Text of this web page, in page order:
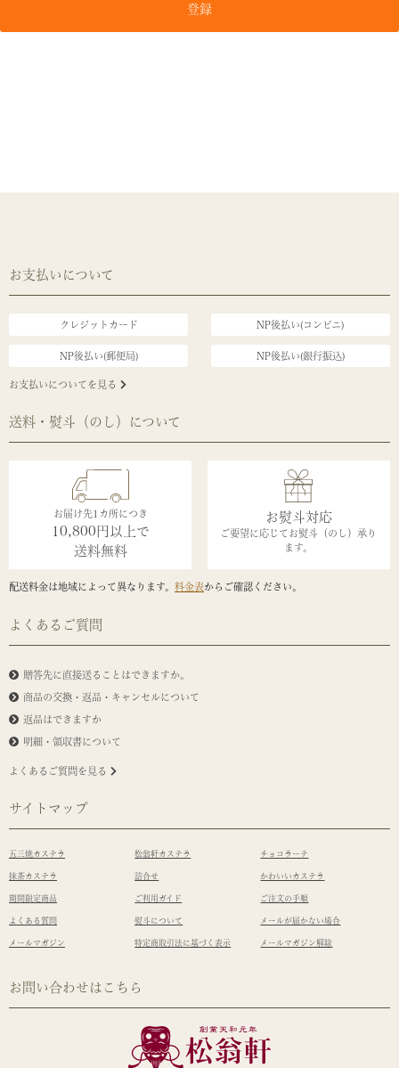
登録
お支払いについて
クレジットカード NP後払い(コンビニ)
NP後払い(郵便局) NP後払い(銀行振込)
お支払いについてを見る
送料・熨斗（のし）について
お届け先1カ所につき
10,800円以上で
送料無料
お熨斗対応
ご要望に応じてお熨斗（のし）承り
ます。
配送料金は地域によって異なります。 料金表からご確認ください。
よくあるご質問
贈答先に直接送ることはできますか。
商品の交換・返品・キャンセルについて
返品はできますか
明細・領収書について
よくあるご質問を見る
サイトマップ
五三焼カステラ 松翁軒カステラ チョコラーテ
抹茶カステラ 詰合せ かわいいカステラ
期間限定商品 ご利用ガイド ご注文の手順
よくある質問 熨斗について メールが届かない場合
メールマガジン 特定商取引法に基づく表示 メールマガジン解除
お問い合わせはこちら